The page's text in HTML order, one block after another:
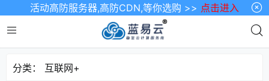
活动高防服务器,高防CDN,等你选购 >> 点击进入
分类： 互联网+